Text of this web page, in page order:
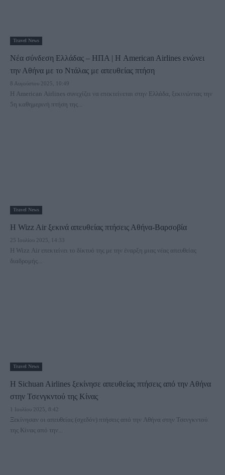
Travel News
Νέα σύνδεση Ελλάδας – ΗΠΑ | Η American Airlines ενώνει
την Αθήνα με το Ντάλας με απευθείας πτήση
8 Αυγούστου 2025, 10:49
Η American Airlines συνεχίζει να επεκτείνεται στην Ελλάδα, ξεκινώντας την
5η καθημερινή πτήση της...
Travel News
Η Wizz Air ξεκινά απευθείας πτήσεις Αθήνα-Βαρσοβία
25 Ιουλίου 2025, 14:33
Η Wizz Air επεκτείνει το δίκτυό της με την έναρξη μιας νέας απευθείας
διαδρομής...
Travel News
Η Sichuan Airlines ξεκίνησε απευθείας πτήσεις από την Αθήνα
στην Τσενγκντού της Κίνας
1 Ιουλίου 2025, 8:42
Ξεκίνησαν οι απευθείας (σχεδόν) πτήσεις από την Αθήνα στην Τσενγκντού
της Κίνας από την...